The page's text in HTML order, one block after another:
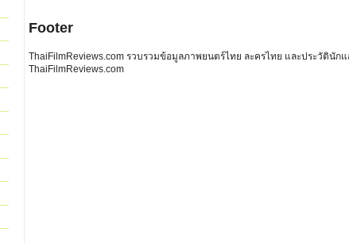
Footer
ThaiFilmReviews.com รวบรวมข้อมูลภาพยนตร์ไทย ละครไทย และประวัตินั
ThaiFilmReviews.com